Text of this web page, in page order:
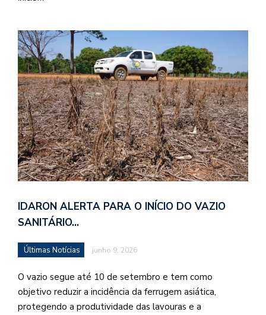
IDARON ALERTA PARA O INÍCIO DO VAZIO
SANITÁRIO…
Últimas Notícias junho 9, 2026
O vazio segue até 10 de setembro e tem como
objetivo reduzir a incidência da ferrugem asiática,
protegendo a produtividade das lavouras e a